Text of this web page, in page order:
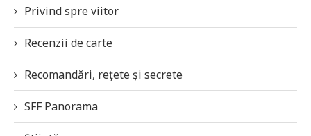
Privind spre viitor
Recenzii de carte
Recomandări, rețete și secrete
SFF Panorama